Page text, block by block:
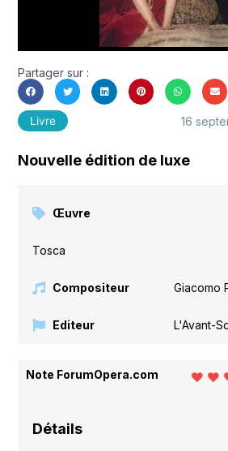
Partager sur :
Livre 16
Nouvelle édition de luxe
Œuvre
Tosca
Compositeur Giacomo
Editeur L'Avant-
Note ForumOpera.com
Détails